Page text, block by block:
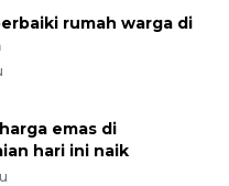
rumah warga di
emas di
hari ini naik